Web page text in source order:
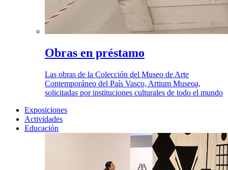
Obras en préstamo
Las obras de la Colección del Museo de Arte
Contemporáneo del País Vasco, Artium Museoa,
solicitadas por instituciones culturales de todo el mundo
Exposiciones
Actividades
Educación